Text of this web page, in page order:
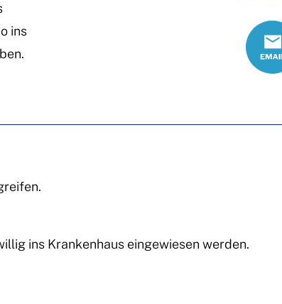
ins
Email
ins Krankenhaus eingewiesen werden.